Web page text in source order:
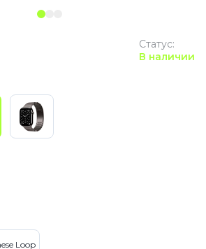
Статус:
В наличии
Loop